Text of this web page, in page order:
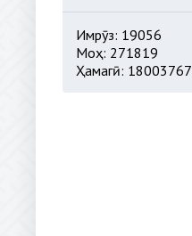
Имрӯз: 19056
Моҳ: 271819
Ҳамагӣ: 18003767